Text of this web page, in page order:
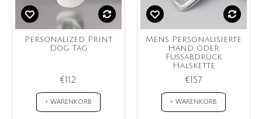
Personalized Print
Dog Tag
€112
+ WARENKORB
Mens Personalisierte
Hand oder
Fußabdruck
Halskette
€157
+ WARENKORB